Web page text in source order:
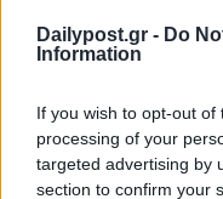
Dailypost.gr - Do
Information
If you wish to opt-out
processing of your
targeted advertising by
section to confirm your